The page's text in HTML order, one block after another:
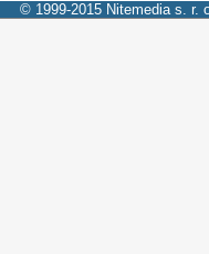
© 1999-2015 Nitemedia s. r.